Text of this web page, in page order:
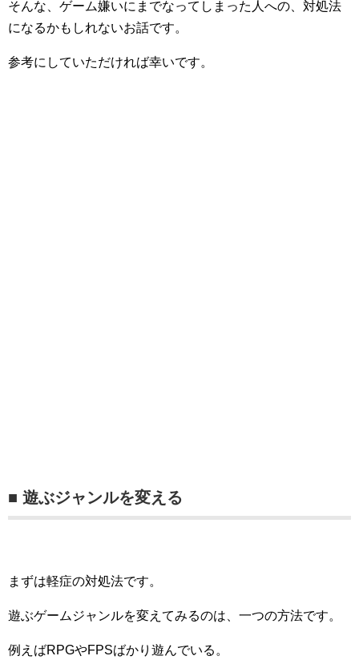
そんな、ゲーム嫌いにまでなってしまった人への、対処法
になるかもしれないお話です。
参考にしていただければ幸いです。
■ 遊ぶジャンルを変える
まずは軽症の対処法です。
遊ぶゲームジャンルを変えてみるのは、一つの方法です。
例えばRPGやFPSばかり遊んでいる。